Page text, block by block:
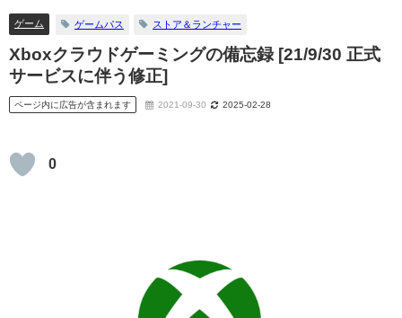
ゲーム ゲームパス ストア＆ランチャー
Xboxクラウドゲーミングの備忘録 [21/9/30 正式
サービスに伴う修正]
ページ内に広告が含まれます 2021-09-30 2025-02-28
0